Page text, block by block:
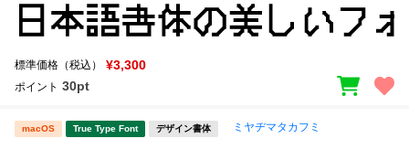
標準価格（税込） ¥3,300
ポイント 30pt
macOS True Type Font デザイン書体 ミヤヂマタカフミ